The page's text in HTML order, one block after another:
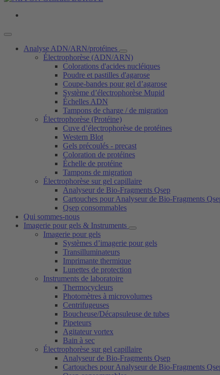
Analyse ADN/ARN/protéines
Électrophorèse (ADN/ARN)
Colorations d'acides nucléiques
Poudre et pastilles d'agarose
Coupe-bandes pour gel d’agarose
Système d’électrophorèse Mupid
Échelles ADN
Tampons de charge / de migration
Électrophorèse (Protéine)
Cuve d’électrophorèse de protéines
Western Blot
Gels précoulés - precast
Coloration de protéines
Échelle de protéine
Tampons de migration
Électrophorèse sur gel capillaire
Analyseur de Bio-Fragments Qsep
Cartouches pour Analyseur de Bio-Fragments
Qsep consommables
Qui sommes-nous
Imagerie pour gels & Instruments
Imagerie pour gels
Systèmes d’imagerie pour gels
Transilluminateurs
Imprimante thermique
Lunettes de protection
Instruments de laboratoire
Thermocycleurs
Photomètres à microvolumes
Centrifugeuses
Boucheuse/Décapsuleuse de tubes
Pipeteurs
Agitateur vortex
Bain à sec
Électrophorèse sur gel capillaire
Analyseur de Bio-Fragments Qsep
Cartouches pour Analyseur de Bio-Fragments